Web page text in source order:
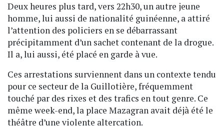
Deux heures plus tard, vers 22h30, un autre jeune
homme, lui aussi de nationalité guinéenne, a attiré
l’attention des policiers en se débarrassant
précipitamment d’un sachet contenant de la drogue.
Il a, lui aussi, été placé en garde à vue.
Ces arrestations surviennent dans un contexte tendu
pour ce secteur de la Guillotière, fréquemment
touché par des rixes et des trafics en tout genre. Ce
même week-end, la place Mazagran avait déjà été le
théâtre d’une violente altercation.